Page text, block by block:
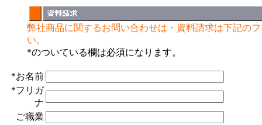
弊社商品に関するお問い合わせは・資料請求は下記の
い。
*のついている欄は必須になります。
*お名前
*フリガ
ナ
ご職業